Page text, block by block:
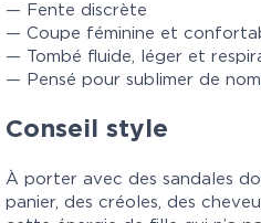
— Fente discrète
— Coupe féminine et
— Tombé fluide, léger et
— Pensé pour sublimer de
Conseil style
À porter avec des sandales
panier, des créoles, des